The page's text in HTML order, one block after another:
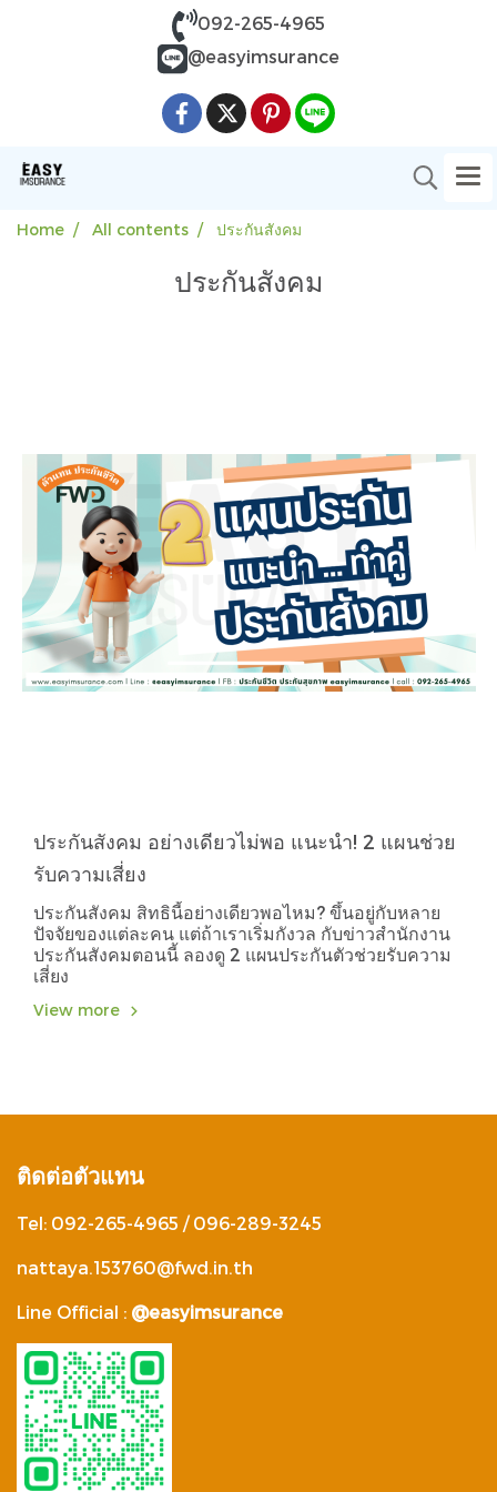
092-265-4965
@easyimsurance
Home All contents ประกันสังคม
ประกันสังคม
ประกันสังคม อย่างเดียวไม่พอ แนะนำ! 2 แผนช่วย
รับความเสี่ยง
ประกันสังคม สิทธินี้อย่างเดียวพอไหม? ขึ้นอยู่กับหลาย
ปัจจัยของแต่ละคน แต่ถ้าเราเริ่มกังวล กับข่าวสำนักงาน
ประกันสังคมตอนนี้ ลองดู 2 แผนประกันตัวช่วยรับความ
เสี่ยง
View more
ติดต่อตัวแทน
Tel: 092-265-4965 / 096-289-3245
nattaya.153760@fwd.in.th
Line Official : @easyimsurance